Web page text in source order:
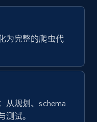
products by
Initial
count, and
为完整的爬虫代
从规划、schema
测试。